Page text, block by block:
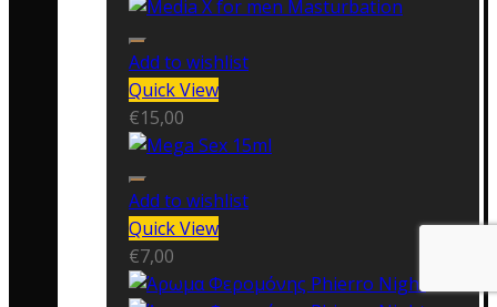
Add to wishlist
Quick View
€15,00
Add to wishlist
Quick View
€7,00